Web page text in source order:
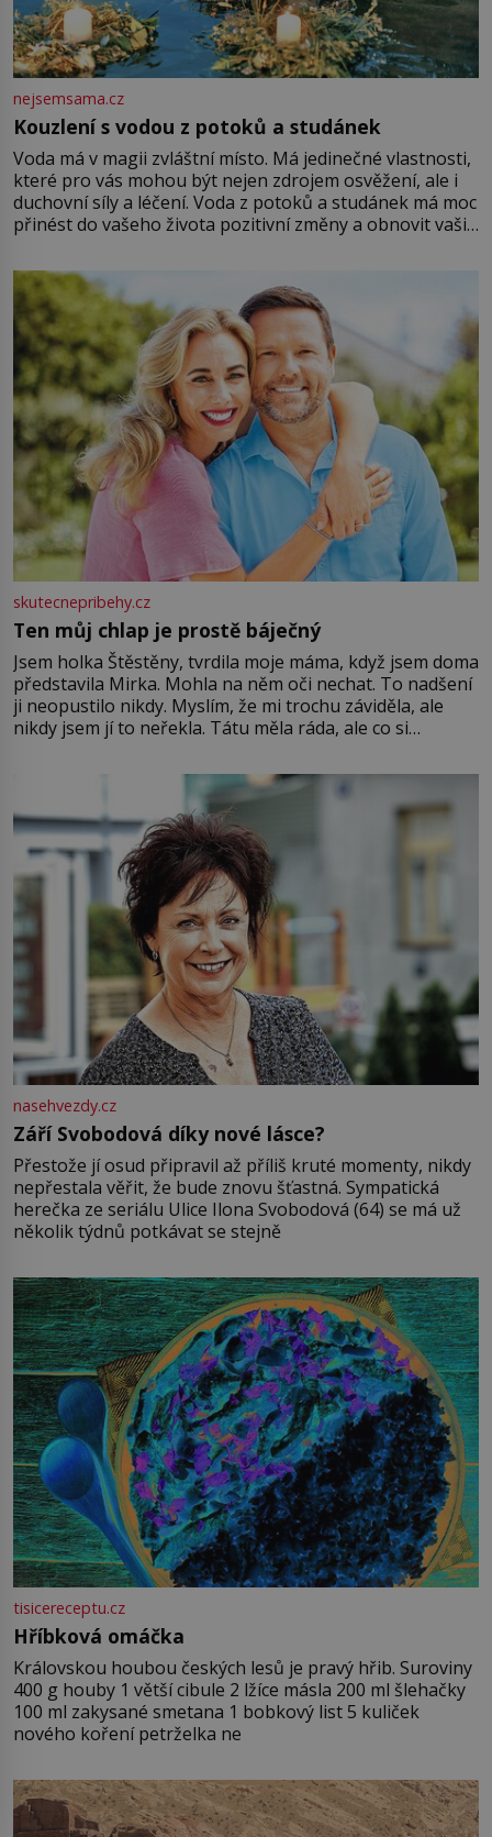
nejsemsama.cz
Kouzlení s vodou z potoků a studánek
Voda má v magii zvláštní místo. Má jedinečné vlastnosti,
které pro vás mohou být nejen zdrojem osvěžení, ale i
duchovní síly a léčení. Voda z potoků a studánek má moc
přinést do vašeho života pozitivní změny a obnovit vaši
můžete obohatit své rituály a přinést do svého života
větší harmonii a klid. Je důležité
skutecnepribehy.cz
Ten můj chlap je prostě báječný
Jsem holka Štěstěny, tvrdila moje máma, když jsem doma
představila Mirka. Mohla na něm oči nechat. To nadšení
ji neopustilo nikdy. Myslím, že mi trochu záviděla, ale
nikdy jsem jí to neřekla. Tátu měla ráda, ale co si
Jsme spolu moc rádi Tehdy byla jiná doba, když
nasehvezdy.cz
Září Svobodová díky nové lásce?
Přestože jí osud připravil až příliš kruté momenty, nikdy
nepřestala věřit, že bude znovu šťastná. Sympatická
herečka ze seriálu Ulice Ilona Svobodová (64) se má už
několik týdnů potkávat se stejně
tisicereceptu.cz
Hříbková omáčka
Královskou houbou českých lesů je pravý hřib. Suroviny
400 g houby 1 větší cibule 2 lžíce másla 200 ml šlehačky
100 ml zakysané smetana 1 bobkový list 5 kuliček
nového koření petrželka ne